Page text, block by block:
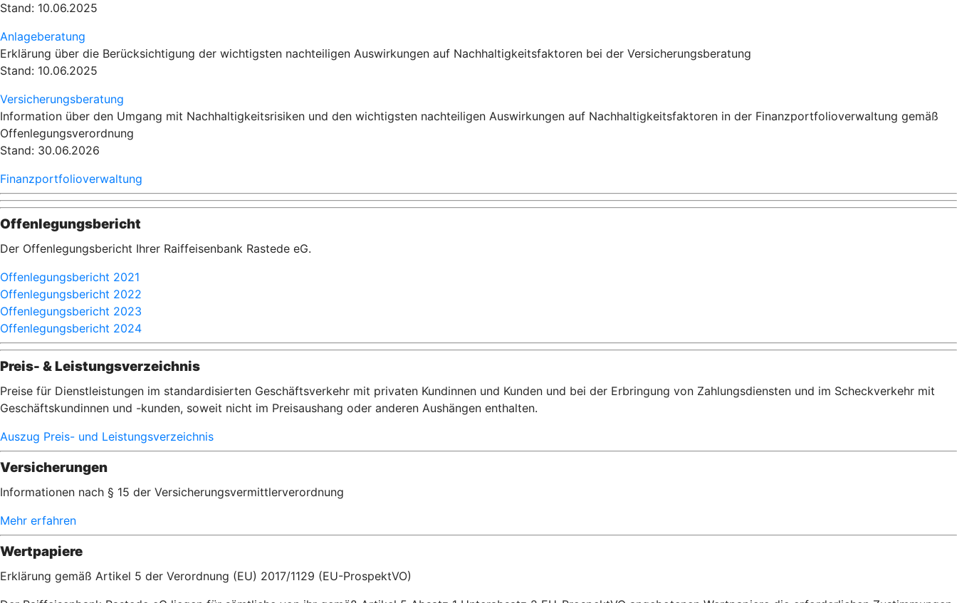
Stand: 10.06.2025
Anlageberatung
Erklärung über die Berücksichtigung der wichtigsten nachteiligen Auswirkungen auf Nachhaltigkeitsfaktoren bei der Versicherungsberatung
Stand: 10.06.2025
Versicherungsberatung
Information über den Umgang mit Nachhaltigkeitsrisiken und den wichtigsten nachteiligen Auswirkungen auf Nachhaltigkeitsfaktoren in der Finanzportfolioverwaltung gemäß
Offenlegungsverordnung
Stand: 30.06.2026
Finanzportfolioverwaltung
Offenlegungsbericht
Der Offenlegungsbericht Ihrer Raiffeisenbank Rastede eG.
Offenlegungsbericht 2021
Offenlegungsbericht 2022
Offenlegungsbericht 2023
Offenlegungsbericht 2024
Preis- & Leistungsverzeichnis
Preise für Dienstleistungen im standardisierten Geschäftsverkehr mit privaten Kundinnen und Kunden und bei der Erbringung von Zahlungsdiensten und im Scheckverkehr mit
Geschäftskundinnen und -kunden, soweit nicht im Preisaushang oder anderen Aushängen enthalten.
Auszug Preis- und Leistungsverzeichnis
Versicherungen
Informationen nach § 15 der Versicherungsvermittlerverordnung
Mehr erfahren
Wertpapiere
Erklärung gemäß Artikel 5 der Verordnung (EU) 2017/1129 (EU-ProspektVO)